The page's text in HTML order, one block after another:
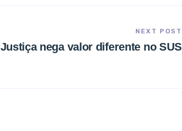
NEXT POST
Justiça nega valor diferente no SUS